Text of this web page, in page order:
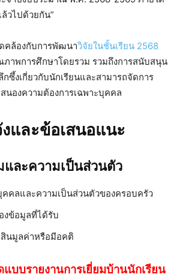
วไปด้วยกัน”
คล้องกับการพัฒนาวิจัยในชั้นเรียน 2568
าพการศึกษาโดยรวม รวมถึงการสนับสนุน
กซึ้งเกี่ยวกับนักเรียนและสามารถจัดการ
นองความต้องการเฉพาะบุคคล
และข้อเสนอแนะ
และความเป็นส่วนตัว
คคลและความเป็นส่วนตัวของครอบครัว
งข้อมูลที่ได้รับ
สินมูลค่าหรือมีอคติ
บบรายงานการเยี่ยมบ้านนักเรียน